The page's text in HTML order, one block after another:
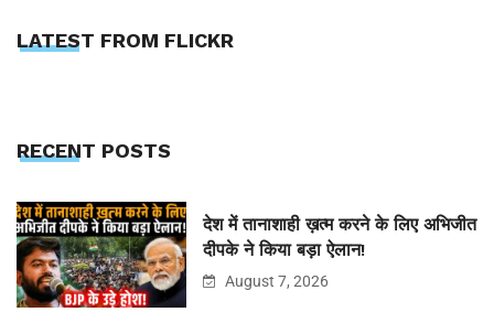
LATEST FROM FLICKR
RECENT POSTS
देश में तानाशाही ख़त्म करने के लिए अभिजीत
दीपके ने किया बड़ा ऐलान!
August 7, 2026